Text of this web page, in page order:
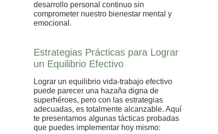
desarrollo personal continuo sin
comprometer nuestro bienestar mental y
emocional.
Estrategias Prácticas para Lograr
un Equilibrio Efectivo
Lograr un equilibrio vida-trabajo efectivo
puede parecer una hazaña digna de
superhéroes, pero con las estrategias
adecuadas, es totalmente alcanzable. Aquí
te presentamos algunas tácticas probadas
que puedes implementar hoy mismo: